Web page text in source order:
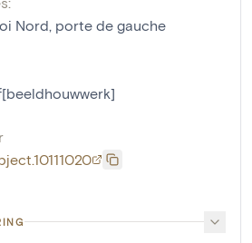
Nord, porte de gauche